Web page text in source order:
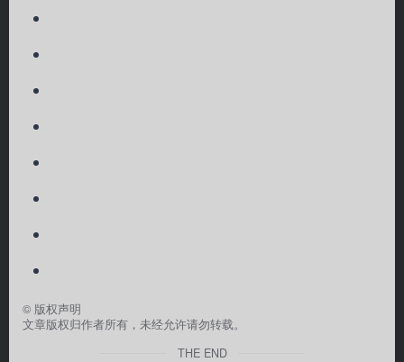
© 版权声明
文章版权归作者所有，未经允许请勿转载。
THE END